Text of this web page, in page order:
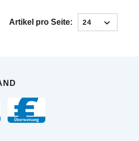
Artikel pro Seite: